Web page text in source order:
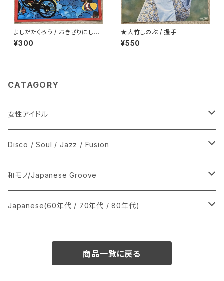
よしだたくろう / おきざりにした
悲しみは
¥300
★大竹しのぶ / 握手
¥550
CATAGORY
女性アイドル
シングル盤
あ行
か行
LP
CD
Disco / Soul / Jazz / Fusion
シングル盤
A
12インチ・シングル
和モノ/Japanese Groove
シングル盤
Japanese(60年代 / 70年代 / 80年代)
商品一覧に戻る